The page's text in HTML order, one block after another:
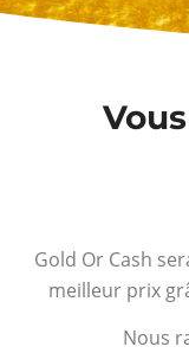
Gold Or Cash
meilleur prix
Nous